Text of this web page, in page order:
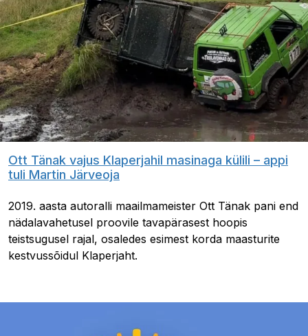
Ott Tänak vajus Klaperjahil masinaga külili – appi
tuli Martin Järveoja
2019. aasta autoralli maailmameister Ott Tänak pani end
nädalavahetusel proovile tavapärasest hoopis
teistsugusel rajal, osaledes esimest korda maasturite
kestvussõidul Klaperjaht.